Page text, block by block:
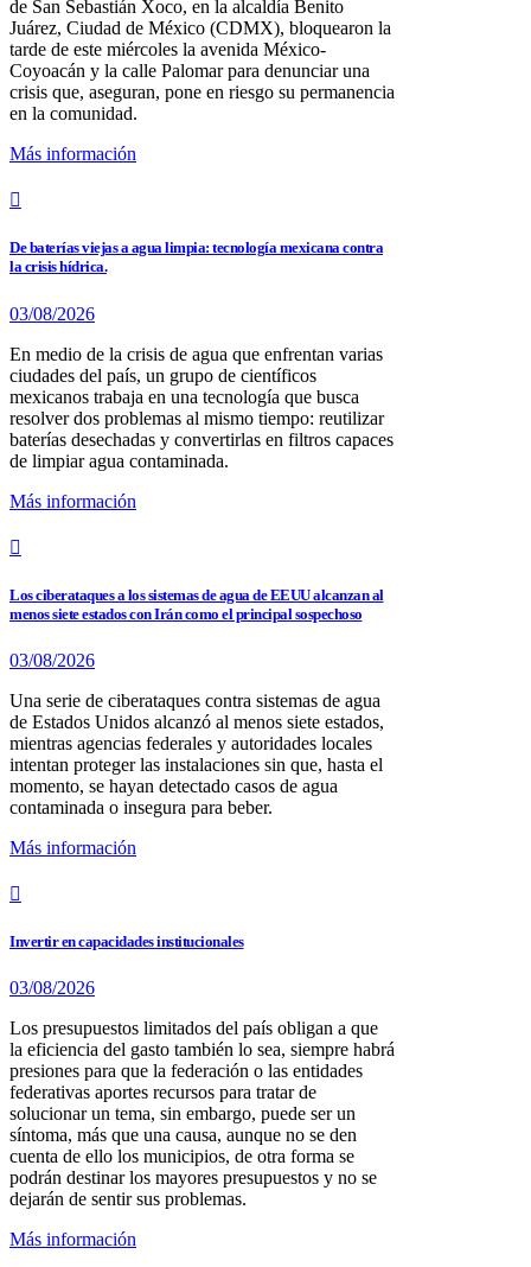
de San Sebastián Xoco, en la alcaldía Benito
Juárez, Ciudad de México (CDMX), bloquearon la
tarde de este miércoles la avenida México-
Coyoacán y la calle Palomar para denunciar una
crisis que, aseguran, pone en riesgo su permanencia
en la comunidad.
Más información
De baterías viejas a agua limpia: tecnología mexicana contra
la crisis hídrica.
03/08/2026
En medio de la crisis de agua que enfrentan varias
ciudades del país, un grupo de científicos
mexicanos trabaja en una tecnología que busca
resolver dos problemas al mismo tiempo: reutilizar
baterías desechadas y convertirlas en filtros capaces
de limpiar agua contaminada.
Más información
Los ciberataques a los sistemas de agua de EEUU alcanzan al
menos siete estados con Irán como el principal sospechoso
03/08/2026
Una serie de ciberataques contra sistemas de agua
de Estados Unidos alcanzó al menos siete estados,
mientras agencias federales y autoridades locales
intentan proteger las instalaciones sin que, hasta el
momento, se hayan detectado casos de agua
contaminada o insegura para beber.
Más información
Invertir en capacidades institucionales
03/08/2026
Los presupuestos limitados del país obligan a que
la eficiencia del gasto también lo sea, siempre habrá
presiones para que la federación o las entidades
federativas aportes recursos para tratar de
solucionar un tema, sin embargo, puede ser un
síntoma, más que una causa, aunque no se den
cuenta de ello los municipios, de otra forma se
podrán destinar los mayores presupuestos y no se
dejarán de sentir sus problemas.
Más información